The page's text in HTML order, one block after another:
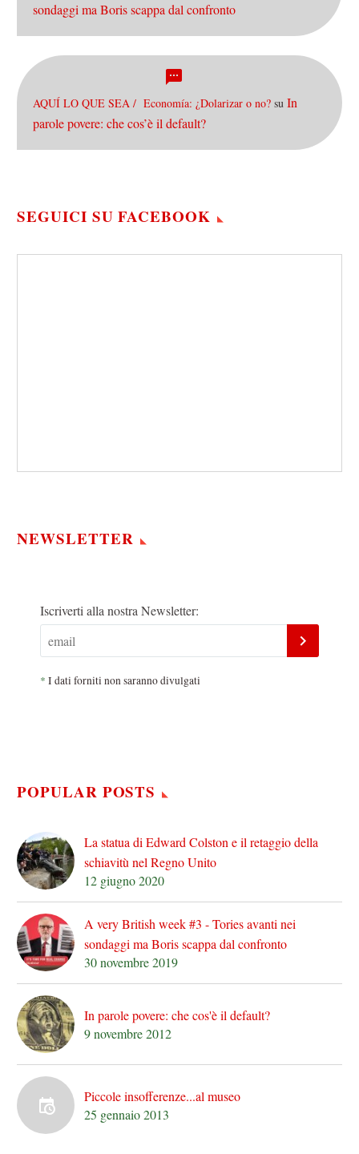
sondaggi ma Boris scappa dal confronto
AQUÍ LO QUE SEA / Economía: ¿Dolarizar o no? su In
parole povere: che cos’è il default?
SEGUICI SU FACEBOOK
NEWSLETTER
Iscriverti alla nostra Newsletter:
* I dati forniti non saranno divulgati
POPULAR POSTS
La statua di Edward Colston e il retaggio della
schiavitù nel Regno Unito
12 giugno 2020
A very British week #3 - Tories avanti nei
sondaggi ma Boris scappa dal confronto
30 novembre 2019
In parole povere: che cos'è il default?
9 novembre 2012
Piccole insofferenze...al museo
25 gennaio 2013